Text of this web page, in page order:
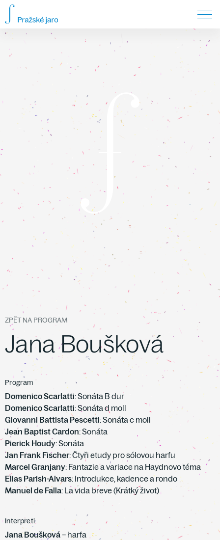
ZPĚT NA PROGRAM
Jana Boušková
Program
Domenico Scarlatti: Sonáta B dur
Domenico Scarlatti: Sonáta d moll
Giovanni Battista Pescetti: Sonáta c moll
Jean Baptist Cardon: Sonáta
Pierick Houdy: Sonáta
Jan Frank Fischer: Čtyři etudy pro sólovou harfu
Marcel Granjany: Fantazie a variace na Haydnovo téma
Elias Parish-Alvars: Introdukce, kadence a rondo
Manuel de Falla: La vida breve (Krátký život)
Interpreti
Jana Boušková– harfa